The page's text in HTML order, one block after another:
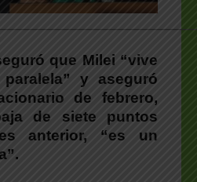
que Milei “vive
y aseguró
de febrero,
de siete puntos
anterior, “es un